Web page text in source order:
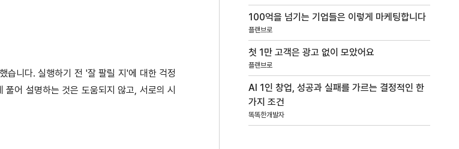
습니다.실행하기 전 '잘 팔릴 지 '에 대한 걱정
풀어 설명하는 것은 도움되지 않고, 서로의 시
100억을 넘기는 기업들은 이렇게 마케팅합니다
플랜브로
첫 1만 고객은 광고 없이 모았어요
플랜브로
AI 1인 창업, 성공과 실패를 가르는 결정적인 한
가지 조건
똑똑한개발자